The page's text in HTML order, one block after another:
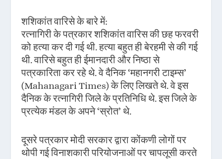
शशिकांत वारिसे के बारे में:
रत्नागिरी के पत्रकार शशिकांत वारिस की छह फरवरी
को हत्या कर दी गई थी. हत्या बहुत ही बेरहमी से की गई
थी. वारिसे बहुत ही ईमानदारी और निष्ठा से
पत्रकारिता कर रहे थे. वे दैनिक ‘महानगरी टाइम्स’
(Mahanagari Times) के लिए लिखते थे. वे इस
दैनिक के रत्नागिरी जिले के प्रतिनिधि थे. इस जिले के
प्रत्येक मंडल के अपने ‘स्रोत’ थे.
दूसरे पत्रकार मोदी सरकार द्वारा कोंकणी लोगों पर
थोपी गई विनाशकारी परियोजनाओं पर चापलूसी करते